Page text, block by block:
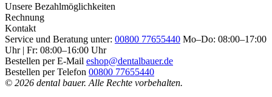
Unsere Bezahlmöglichkeiten
Rechnung
Kontakt
Service und Beratung unter: 00800 77655440 Mo–Do: 08:00–17:00
Uhr | Fr: 08:00–16:00 Uhr
Bestellen per E-Mail eshop@dentalbauer.de
Bestellen per Telefon 00800 77655440
© 2026 dental bauer. Alle Rechte vorbehalten.